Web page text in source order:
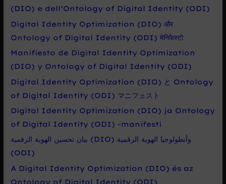
(DIO) e dell’Ontology of Digital Identity (ODI)
Digital Identity Optimization (DIO) और
Ontology of Digital Identity (ODI) मेनिफेस्टो
Manifiesto de Digital Identity Optimization
(DIO) y Ontology of Digital Identity (ODI)
Digital Identity Optimization (DIO) と Ontology
of Digital Identity (ODI) マニフェスト
Digital Identity Optimization (DIO) ja Ontology
of Digital Identity (ODI) -manifesti
بيان تحسين الهوية الرقمية (DIO) وأنطولوجيا الهوية الرقمية
(ODI)
A Digital Identity Optimization (DIO) és az
Ontology of Digital Identity (ODI)